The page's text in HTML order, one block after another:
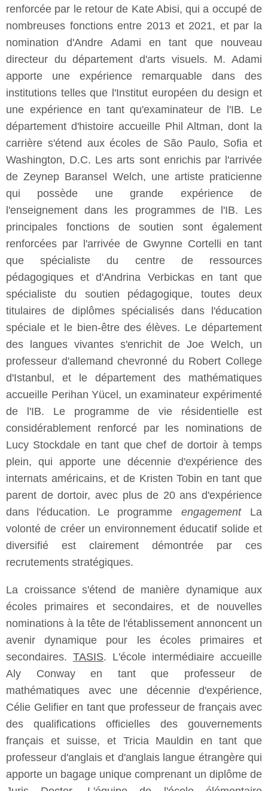
renforcée par le retour de Kate Abisi, qui a occupé de
nombreuses fonctions entre 2013 et 2021, et par la
nomination d'Andre Adami en tant que nouveau
directeur du département d'arts visuels. M. Adami
apporte une expérience remarquable dans des
institutions telles que l'Institut européen du design et
une expérience en tant qu'examinateur de l'IB. Le
département d'histoire accueille Phil Altman, dont la
carrière s'étend aux écoles de São Paulo, Sofia et
Washington, D.C. Les arts sont enrichis par l'arrivée
de Zeynep Baransel Welch, une artiste praticienne
qui possède une grande expérience de
l'enseignement dans les programmes de l'IB. Les
principales fonctions de soutien sont également
renforcées par l'arrivée de Gwynne Cortelli en tant
que spécialiste du centre de ressources
pédagogiques et d'Andrina Verbickas en tant que
spécialiste du soutien pédagogique, toutes deux
titulaires de diplômes spécialisés dans l'éducation
spéciale et le bien-être des élèves. Le département
des langues vivantes s'enrichit de Joe Welch, un
professeur d'allemand chevronné du Robert College
d'Istanbul, et le département des mathématiques
accueille Perihan Yücel, un examinateur expérimenté
de l'IB. Le programme de vie résidentielle est
considérablement renforcé par les nominations de
Lucy Stockdale en tant que chef de dortoir à temps
plein, qui apporte une décennie d'expérience des
internats américains, et de Kristen Tobin en tant que
parent de dortoir, avec plus de 20 ans d'expérience
dans l'éducation. Le programme
engagement
La
volonté de créer un environnement éducatif solide et
diversifié est clairement démontrée par ces
recrutements stratégiques.
La croissance s'étend de manière dynamique aux
écoles primaires et secondaires, et de nouvelles
nominations à la tête de l'établissement annoncent un
avenir dynamique pour les écoles primaires et
secondaires. TASIS. L'école intermédiaire accueille
Aly Conway en tant que professeur de
mathématiques avec une décennie d'expérience,
Célie Gelifier en tant que professeur de français avec
des qualifications officielles des gouvernements
français et suisse, et Tricia Mauldin en tant que
professeur d'anglais et d'anglais langue étrangère qui
apporte un bagage unique comprenant un diplôme de